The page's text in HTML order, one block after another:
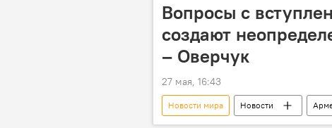
Вопросы с
создают
– Оверчук
27 мая, 16:43
Новости мира Новости